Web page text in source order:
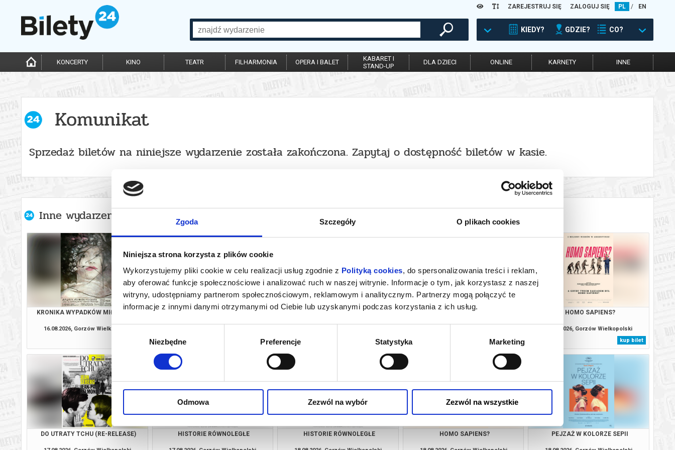
Zgoda Szczegóły O plikach cookies
Niniejsza strona korzysta z plików cookie
Wykorzystujemy pliki cookie w celu realizacji usług zgodnie z Polityką cookies, do spersonalizowania treści i reklam,
aby oferować funkcje społecznościowe i analizować ruch w naszej witrynie. Informacje o tym, jak korzystasz z naszej
witryny, udostępniamy partnerom społecznościowym, reklamowym i analitycznym. Partnerzy mogą połączyć te
informacje z innymi danymi otrzymanymi od Ciebie lub uzyskanymi podczas korzystania z ich usług.
Niezbędne Preferencje Statystyka Marketing
Odmowa Zezwól na wybór Zezwól na wszystkie
ZAREJESTRUJ SIĘ ZALOGUJ SIĘ PL / EN
KIEDY? GDZIE? CO?
KONCERTY KINO TEATR FILHARMONIA OPERA I BALET
KABARET I
STAND-UP
DLA DZIECI ONLINE KARNETY INNE
Komunikat
Sprzedaż biletów na niniejsze wydarzenie została zakończona. Zapytaj o dostępność biletów w kasie.
Inne wydarzenia organizatora
KRONIKA WYPADKÓW MIŁOSNYCH
16.08.2026, Gorzów Wielkopolski
DLA DOBRA ADAMA
kup bilet
HISTORIE RÓWNOLEGŁE
kup bilet
HOMO SAPIENS?
kup bilet
HOMO SAPIENS?
17.08.2026, Gorzów Wielkopolski
kup bilet
DO UTRATY TCHU (RE-RELEASE) HISTORIE RÓWNOLEGŁE HISTORIE RÓWNOLEGŁE HOMO SAPIENS? PEJZAŻ W KOLORZE SEPII